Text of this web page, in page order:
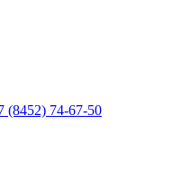
(8452) 74-67-50